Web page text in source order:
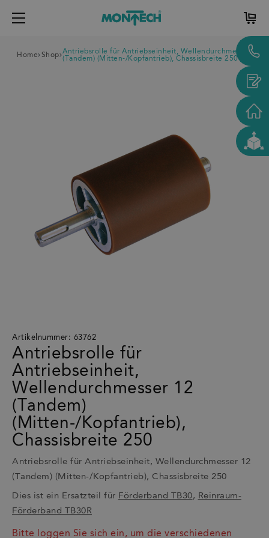
Home Shop Antriebsrolle für Antriebseinheit, Wellendurchmesser 12
(Tandem) (Mitten-/Kopfantrieb), Chassisbreite 250
Artikelnummer: 63762
Antriebsrolle für
Antriebseinheit,
Wellendurchmesser 12
(Tandem)
(Mitten-/Kopfantrieb),
Chassisbreite 250
Antriebsrolle für Antriebseinheit, Wellendurchmesser 12
(Tandem) (Mitten-/Kopfantrieb), Chassisbreite 250
Dies ist ein Ersatzteil für Förderband TB30, Reinraum-
Förderband TB30R
Bitte loggen Sie sich ein, um die verschiedenen